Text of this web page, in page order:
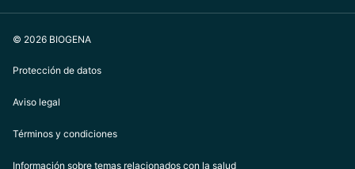
© 2026 BIOGENA
Protección de datos
Aviso legal
Términos y condiciones
Información sobre temas relacionados con la salud